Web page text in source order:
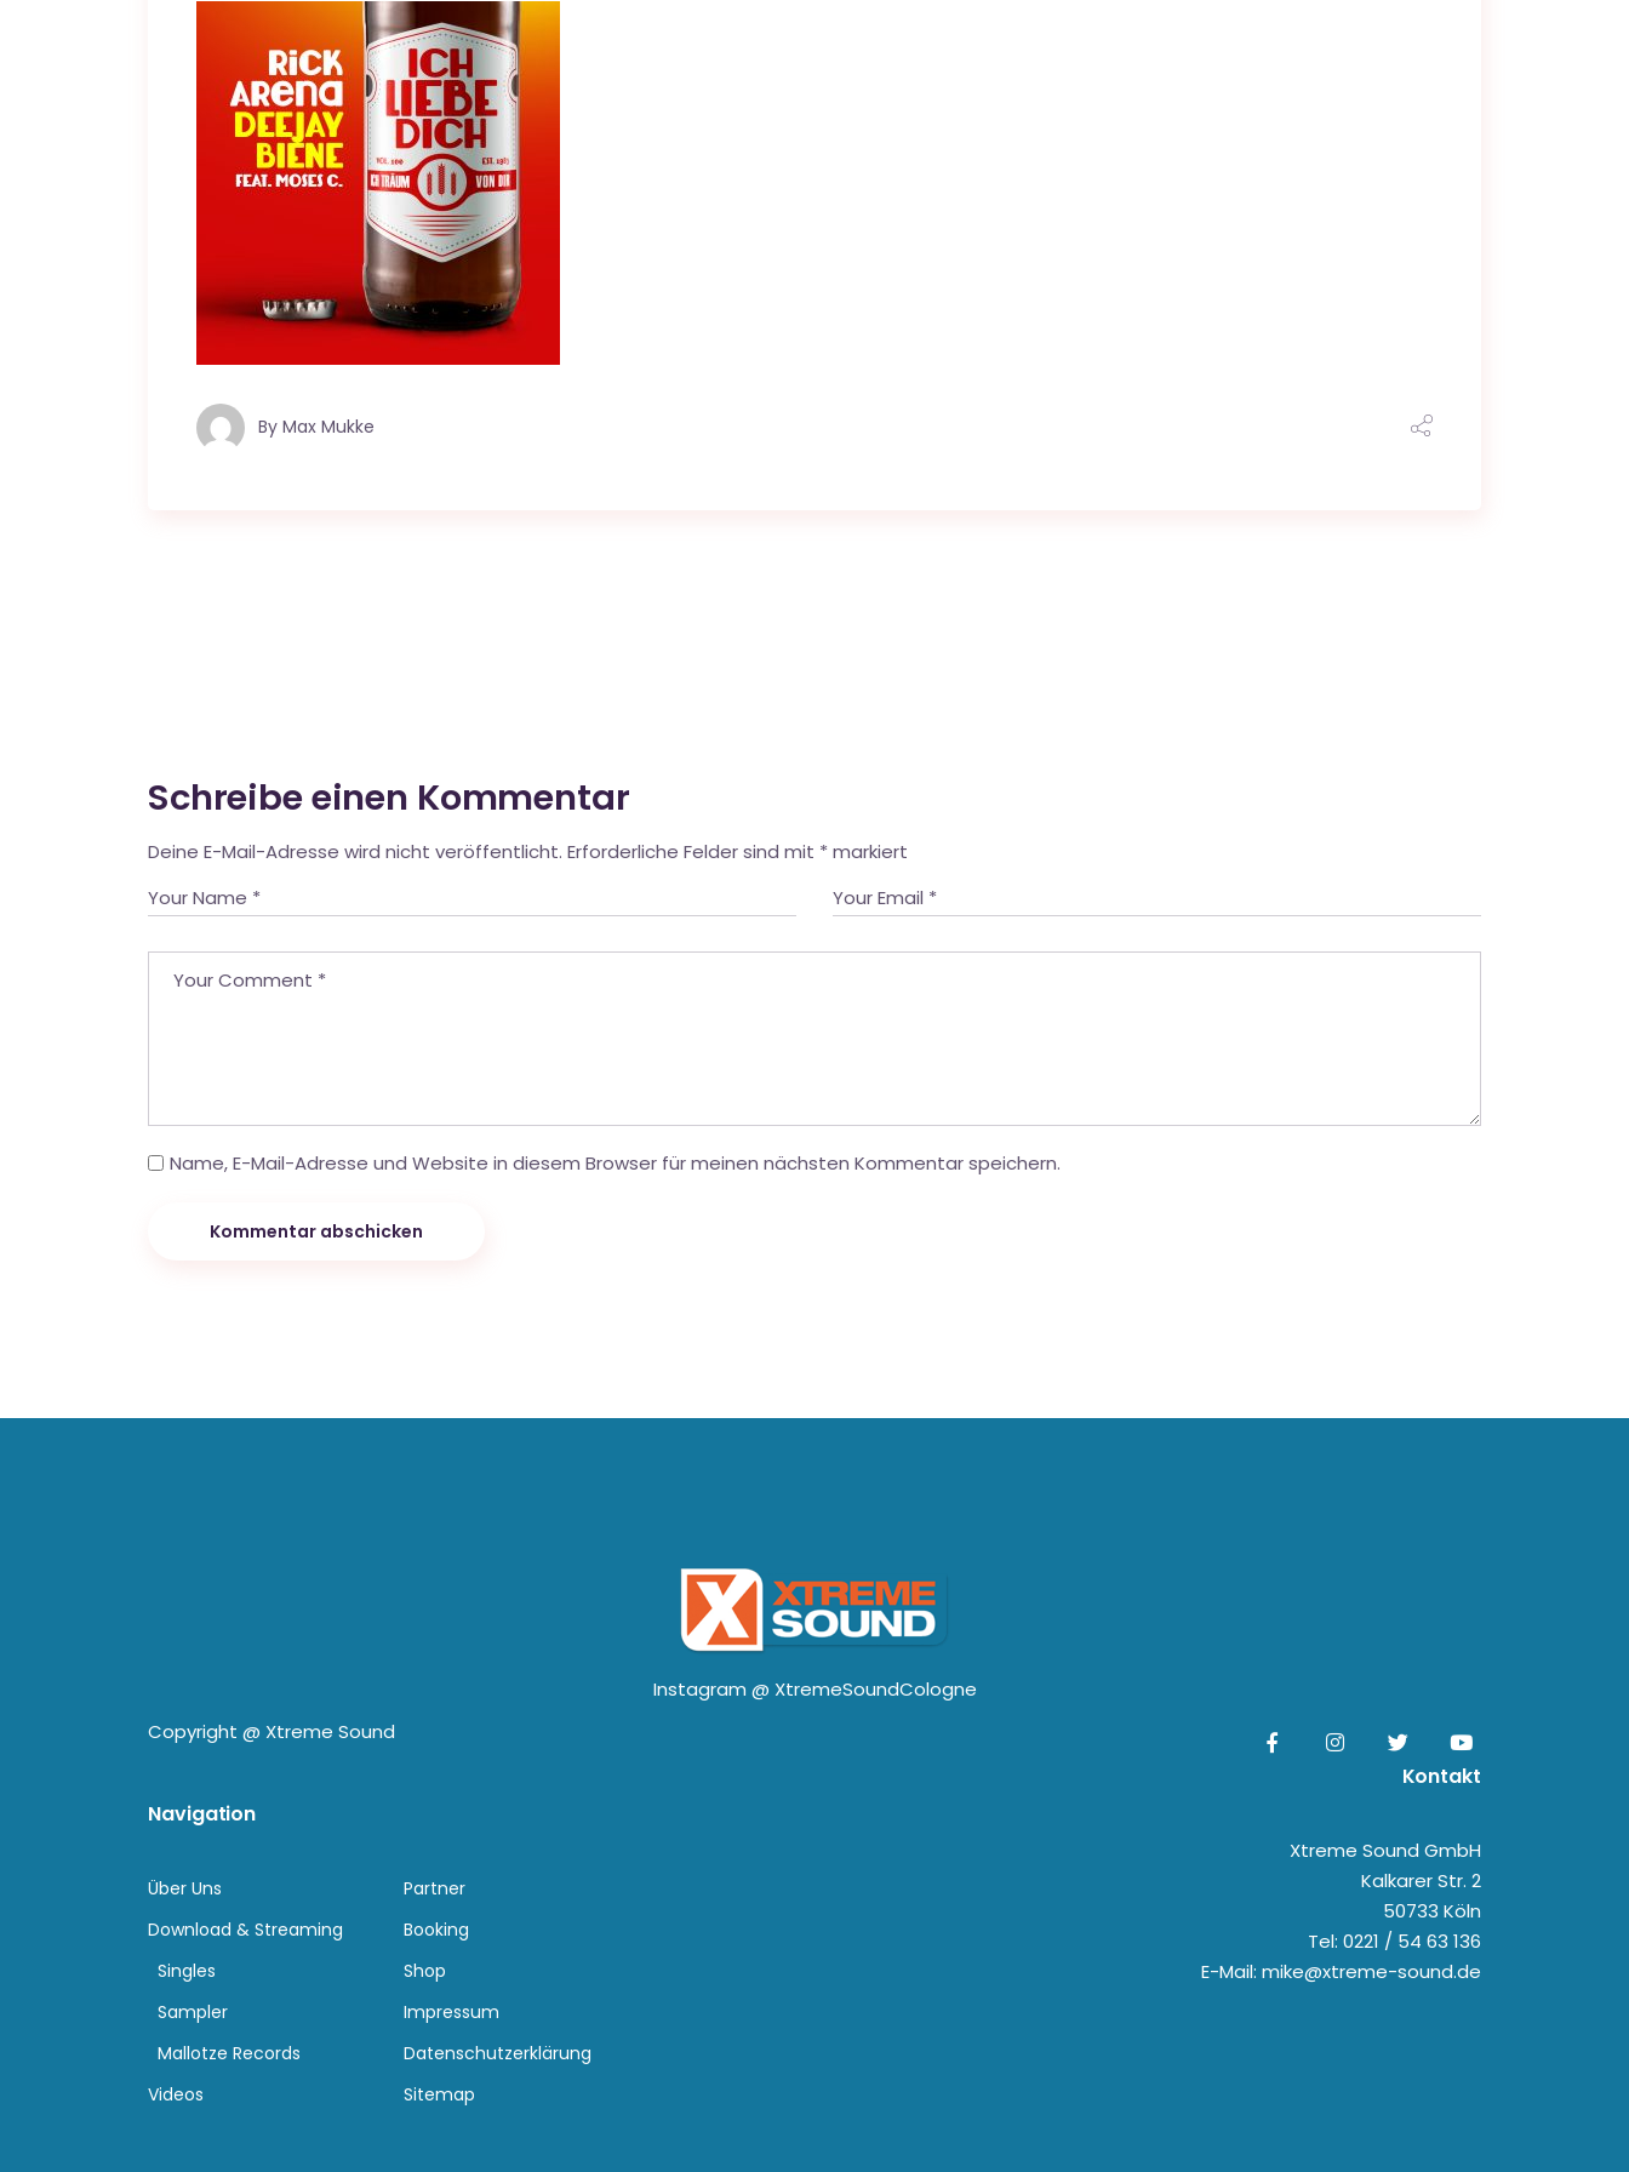
By Max Mukke
Schreibe einen Kommentar
Deine E-Mail-Adresse wird nicht veröffentlicht. Erforderliche Felder sind mit * markiert
Name, E-Mail-Adresse und Website in diesem Browser für meinen nächsten Kommentar speichern.
Kommentar abschicken
Instagram @ XtremeSoundCologne
Copyright @ Xtreme Sound
Navigation
Über Uns
Download & Streaming
Singles
Sampler
Mallotze Records
Videos
Partner
Booking
Shop
Impressum
Datenschutzerklärung
Sitemap
Kontakt
Xtreme Sound GmbH
Kalkarer Str. 2
50733 Köln
Tel: 0221 / 54 63 136
E-Mail: mike@xtreme-sound.de